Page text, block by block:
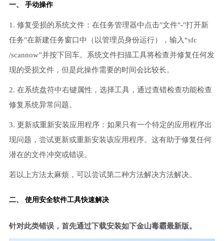
一、 手动操作
1. 修复受损的系统文件：在任务管理器中点击"文件"-"打开新
任务"在新建任务窗口中（以管理员身份运行），输入“sfc
/scannow”并按下回车。系统文件扫描工具将检查并修复任何发
现的受损文件，但是此操作需要的时间会比较长。
2. 在系统盘符中右键属性，选择工具，通过查错检查功能检查
修复系统异常问题。
3. 更新或重新安装应用程序：如果只有一个特定的应用程序出
现问题，尝试更新或重新安装该应用程序。这有助于修复任何
潜在的文件冲突或错误。
若以上方法太麻烦，可以尝试第二种方法解决方法解决。
二、 使用安全软件工具快速解决
针对此类错误，首先通过下载安装如下金山毒霸最新版。